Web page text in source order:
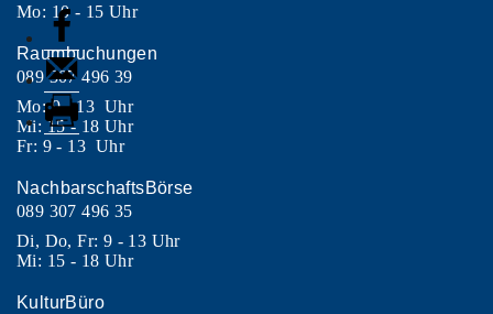
Mo: 10 - 15 Uhr
Raumbuchungen
089 307 496 39
Mo: 9 - 13 Uhr
Mi: 15 - 18 Uhr
Fr: 9 - 13 Uhr
NachbarschaftsBörse
089 307 496 35
Di, Do, Fr: 9 - 13 Uhr
Mi: 15 - 18 Uhr
KulturBüro